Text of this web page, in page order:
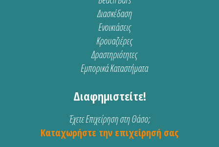
Διασκέδαση
Ενοικιάσεις
Κρουαζιέρες
Δραστηριότητες
Εμπορικά Καταστήματα
Διαφημιστείτε!
Έχετε Επιχείρηση στη Θάσο;
Καταχωρήστε την επιχείρησή σας